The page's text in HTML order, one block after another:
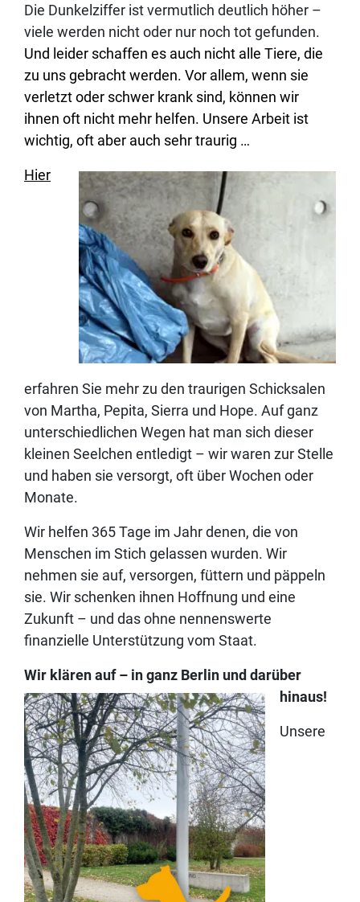
Die Dunkelziffer ist vermutlich deutlich höher –
viele werden nicht oder nur noch tot gefunden.
Und leider schaffen es auch nicht alle Tiere, die
zu uns gebracht werden. Vor allem, wenn sie
verletzt oder schwer krank sind, können wir
ihnen oft nicht mehr helfen. Unsere Arbeit ist
wichtig, oft aber auch sehr traurig …
Hier
erfahren Sie mehr zu den traurigen Schicksalen
von Martha, Pepita, Sierra und Hope. Auf ganz
unterschiedlichen Wegen hat man sich dieser
kleinen Seelchen entledigt – wir waren zur Stelle
und haben sie versorgt, oft über Wochen oder
Monate.
Wir helfen 365 Tage im Jahr denen, die von
Menschen im Stich gelassen wurden. Wir
nehmen sie auf, versorgen, füttern und päppeln
sie. Wir schenken ihnen Hoffnung und eine
Zukunft – und das ohne nennenswerte
finanzielle Unterstützung vom Staat.
Wir klären auf – in ganz Berlin und darüber
hinaus!
Unsere